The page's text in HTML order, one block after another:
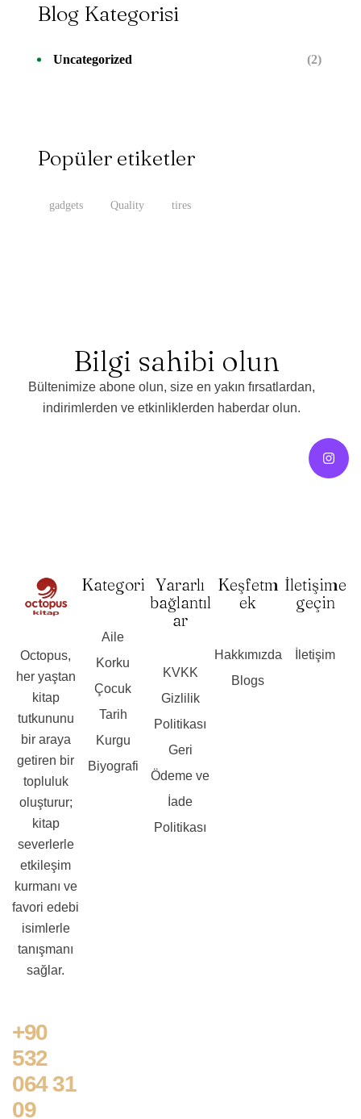
Blog Kategorisi
Uncategorized (2)
Popüler etiketler
gadgets Quality tires
Bilgi sahibi olun
Bültenimize abone olun, size en yakın fırsatlardan,
indirimlerden ve etkinliklerden haberdar olun.
Octopus,
her yaştan
kitap
tutkununu
bir araya
getiren bir
topluluk
oluşturur;
kitap
severlerle
etkileşim
kurmanı ve
favori edebi
isimlerle
tanışmanı
sağlar.
+90
532
064 31
09
Kategori
Aile
Korku
Çocuk
Tarih
Kurgu
Biyografi
Yararlı
bağlantıl
ar
KVKK
Gizlilik
Politikası
Geri
Ödeme ve
İade
Politikası
Keşfetm
ek
Hakkımızda
Blogs
İletişime
geçin
İletişim